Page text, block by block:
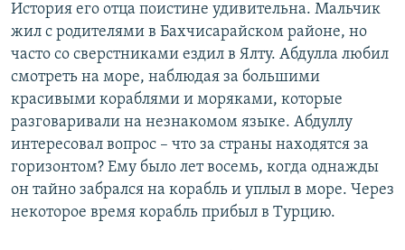
История его отца поистине удивительна. Мальчик
жил с родителями в Бахчисарайском районе, но
часто со сверстниками ездил в Ялту. Абдулла любил
смотреть на море, наблюдая за большими
красивыми кораблями и моряками, которые
разговаривали на незнакомом языке. Абдуллу
интересовал вопрос – что за страны находятся за
горизонтом? Ему было лет восемь, когда однажды
он тайно забрался на корабль и уплыл в море. Через
некоторое время корабль прибыл в Турцию.